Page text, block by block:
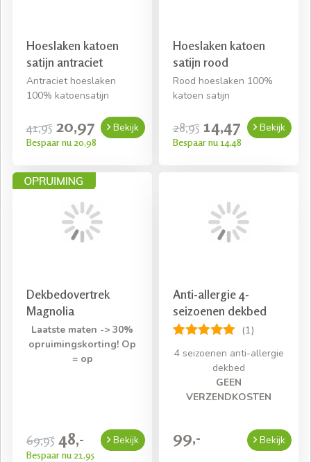
Hoeslaken katoen
satijn antraciet
Antraciet hoeslaken
100% katoensatijn
41,95 20,97
Bespaar nu 20,98
Bekijk
Hoeslaken katoen
satijn rood
Rood hoeslaken 100%
katoen satijn
28,95 14,47
Bespaar nu 14,48
Bekijk
Dekbedovertrek
Magnolia
Laatste maten -> 30%
opruimingskorting! Op
= op
69,95 48,-
Bespaar nu 21,95
Bekijk
Anti-allergie 4-
seizoenen dekbed
(1)
4 seizoenen anti-allergie
dekbed
GEEN
VERZENDKOSTEN
99,- Bekijk